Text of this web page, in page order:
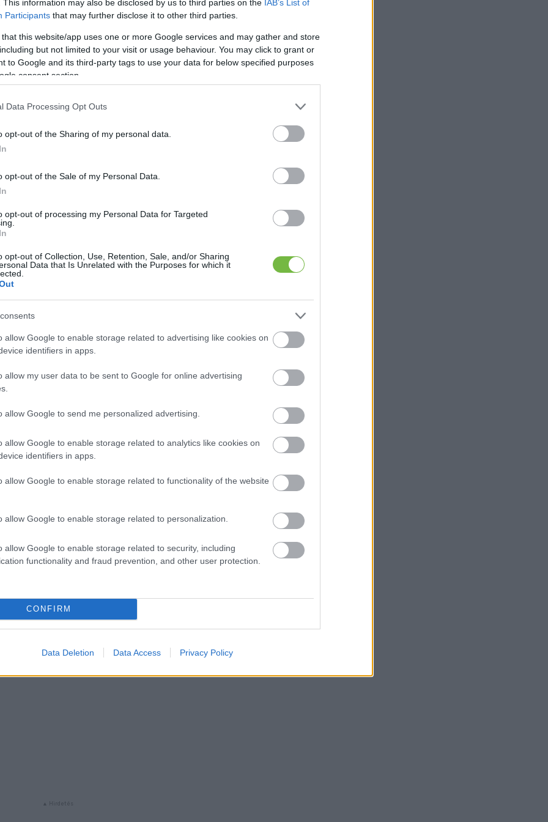
This information may also be disclosed by us to third parties on the IAB’s List of
Participants that may further disclose it to other third parties.
that this website/app uses one or more Google services and may gather and store
but not limited to your visit or usage behaviour. You may click to grant or
to Google and its third-party tags to use your data for below specified purposes
consent section.
Data Processing Opt Outs
opt-out of the Sharing of my personal data.
opt-out of the Sale of my Personal Data.
opt-out of processing my Personal Data for Targeted
opt-out of Collection, Use, Retention, Sale, and/or Sharing
Data that Is Unrelated with the Purposes for which it
allow Google to enable storage related to advertising like cookies on
identifiers in apps.
allow my user data to be sent to Google for online advertising
allow Google to send me personalized advertising.
allow Google to enable storage related to analytics like cookies on
identifiers in apps.
allow Google to enable storage related to functionality of the website
allow Google to enable storage related to personalization.
allow Google to enable storage related to security, including
functionality and fraud prevention, and other user protection.
CONFIRM
Data Deletion Data Access Privacy Policy
is erősíti
hogy probiotikumot, azaz jótékony
a bélflóra egészséges működését segítik elő,
Érdekes, hogy a hasznos probiotikum felelős a
más tejtermékben is megtalálható, a kefirben
is találhatóak mellette, amelyek még jobban
a csontok egészségéért is felel, napi 1000
Érdemes beépíteni az étrendbe, napi
sokat lehet tenni a csontok és fogak
oldalon folytatódik: